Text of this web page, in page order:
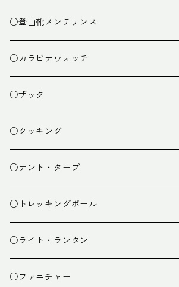
○登山靴メンテナンス
○カラビナウォッチ
○ザック
ザック
スタッフバッグ
ザック小物
○クッキング
クッカー
バーナー
カトラリー
クッキング小物
○テント・タープ
テント
タープ
ペグ・ハンマー・小物
○トレッキングポール
○ライト・ランタン
ライト
○ファニチャー